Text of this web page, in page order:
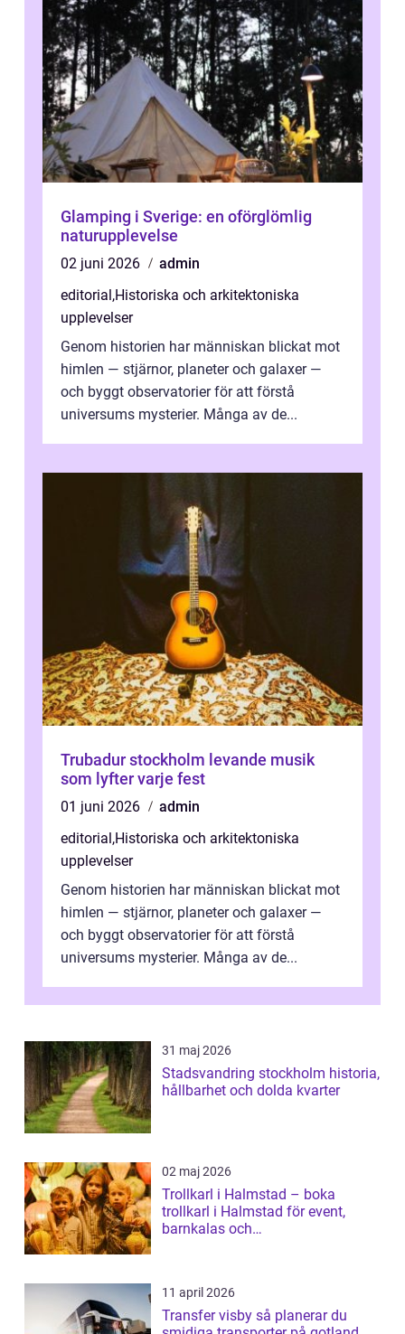
Glamping i Sverige: en oförglömlig
naturupplevelse
02 juni 2026
admin
editorial,Historiska och arkitektoniska
upplevelser
Genom historien har människan blickat mot
himlen — stjärnor, planeter och galaxer —
och byggt observatorier för att förstå
universums mysterier. Många av de...
Trubadur stockholm levande musik
som lyfter varje fest
01 juni 2026
admin
editorial,Historiska och arkitektoniska
upplevelser
Genom historien har människan blickat mot
himlen — stjärnor, planeter och galaxer —
och byggt observatorier för att förstå
universums mysterier. Många av de...
31 maj 2026
Stadsvandring stockholm historia,
hållbarhet och dolda kvarter
02 maj 2026
Trollkarl i Halmstad – boka
trollkarl i Halmstad för event,
barnkalas och
11 april 2026
Transfer visby så planerar du